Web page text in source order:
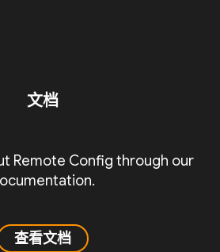
文档
Remote Config through our
查看文档